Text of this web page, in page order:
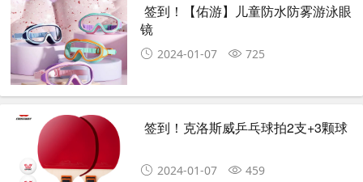
签到！【佑游】儿童防水防雾游泳眼
镜
2024-01-07 725
签到！克洛斯威乒乓球拍2支+3颗球
2024-01-07 459